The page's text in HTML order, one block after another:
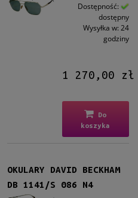
Dostępność:
dostępny
Wysyłka w: 24
godziny
1 270,00 zł
Do
koszyka
OKULARY DAVID BECKHAM
DB 1141/S 086 N4